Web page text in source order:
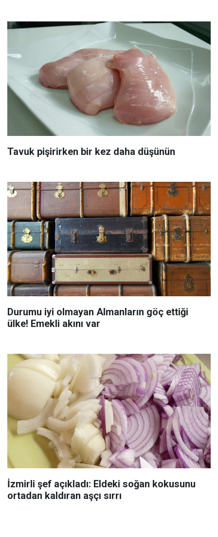
Tavuk pişirirken bir kez daha düşünün
Durumu iyi olmayan Almanların göç ettiği
ülke! Emekli akını var
İzmirli şef açıkladı: Eldeki soğan kokusunu
ortadan kaldıran aşçı sırrı